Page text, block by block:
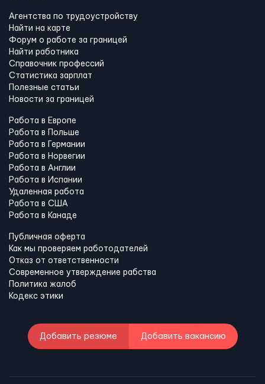
Агентства по трудоустройству
Найти на карте
Форум о работе за границей
Найти работника
Справочник профессий
Статистика зарплат
Полезные статьи
Новости за границей
Работа в Европе
Работа в Польше
Работа в Германии
Работа в Норвегии
Работа в Англии
Работа в Испании
Удаленная работа
Работа в США
Работа в Канадe
Публичная оферта
Как мы проверяем работодателей
Отказ от ответственности
Современное утверждение рабства
Политика жалоб
Кодекс этики
Добавить резюме Добавить вакансию